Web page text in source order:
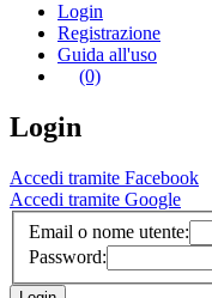
Login
Registrazione
Guida all'uso
(0)
Login
Accedi tramite Facebook
Accedi tramite Google
Email o nome utente:
Password: